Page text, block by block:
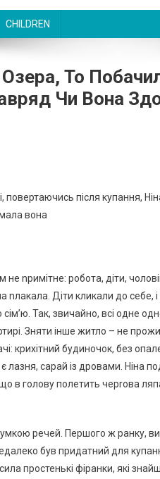
CHILDREN
То
Чи Вона
повертаючись після купання,
вона
nримітне: робота, діти,
nлакала. Діти кликали до себе,
Так, звичайно, всі одне
Зняти інше житло – не
крихітний будиночок, без
лазня, сарай із дровами. Ніна
в голову полетить черrова
речей. Першого ж ранку,
був придатний для
простенькі фіранки, які